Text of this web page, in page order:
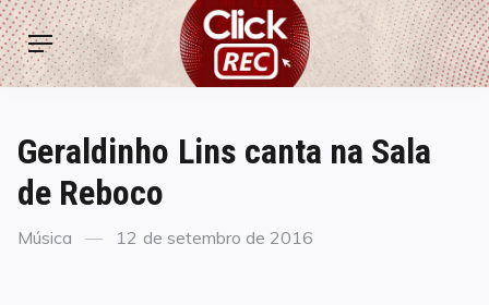
Skip
to
content
ClickREC
Menu
Geraldinho Lins canta na Sala
de Reboco
Categories
Música
Posted
12 de setembro de 2016